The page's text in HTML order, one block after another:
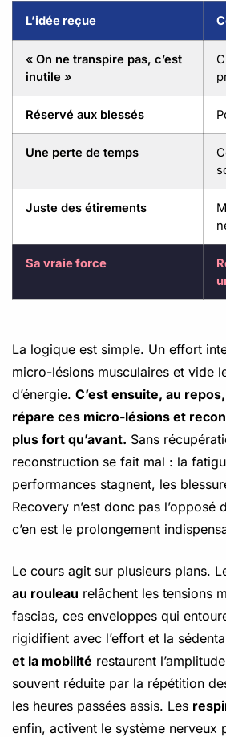
L’idée reçue
« On ne transpire pas, c’est
inutile »
Réservé aux blessés
Une perte de temps
Juste des étirements
Sa vraie force
La logique est simple. Un effort
micro-lésions musculaires et vide
d’énergie. C’est ensuite, au
répare ces micro-lésions et
plus fort qu’avant. Sans
reconstruction se fait mal : la
performances stagnent, les
Recovery n’est donc pas l’opposé
c’en est le prolongement
Le cours agit sur plusieurs plans.
au rouleau relâchent les tensions
fascias, ces enveloppes qui
rigidifient avec l’effort et la
et la mobilité restaurent
souvent réduite par la répétition
les heures passées assis. Les
enfin, activent le système